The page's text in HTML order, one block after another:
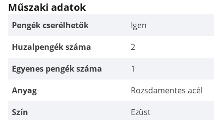
ment és a telefonáló hölgy is nagyon
kedves volt. Újra venném a
betakarítógépet.
Műszaki adatok
Pengék cserélhetők
Igen
Huzalpengék száma
2
Egyenes pengék száma
1
Anyag
Rozsdamentes acél
Szín
Ezüst